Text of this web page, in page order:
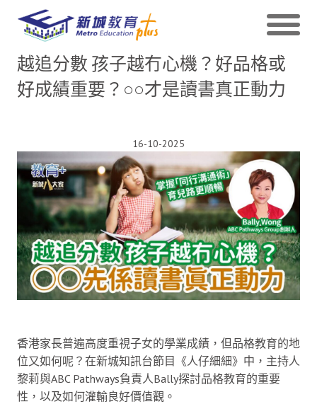
越追分數 孩子越冇心機？好品格或
好成績重要？○○才是讀書真正動力
16-10-2025
香港家長普遍高度重視子女的學業成績，但品格教育的地
位又如何呢？在新城知訊台節目《人仔細細》中，主持人
黎莉與ABC Pathways負責人Bally探討品格教育的重要
性，以及如何灌輸良好價值觀。